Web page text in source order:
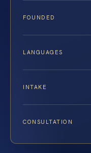
FOUNDED
LANGUAGES
INTAKE
CONSULTATION